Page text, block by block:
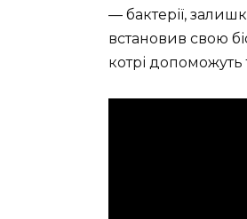
— бактерії,
встановив свою
котрі допоможуть